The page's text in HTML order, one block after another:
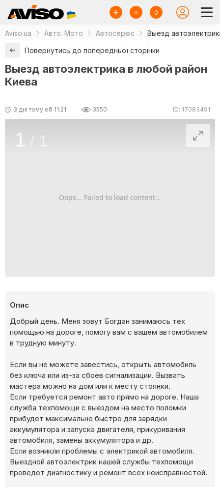
0
Aviso.ua Авто. Мото Автосервіс Выезд
Повернутись до попередньої сторінки
Выезд автоэлектрика в любой район
Киева
3 дні тому об 11:21 3550 ID: 17083491
Oops... Failed to load content...
1 / 1
Опис
Добрый день. Меня зовут Богдан занимаюсь тех
помощью на дороге, помогу вам с вашем автомобилем
в трудную минуту.
Если вы не можете завестись, открыть автомобиль
без ключа или из-за сбоев сигнализации. Вызвать
мастера можно на дом или к месту стоянки.
Если требуется ремонт авто прямо на дороге. Наша
служба техпомощи с выездом на место поломки
прибудет максимально быстро для зарядки
аккумулятора и запуска двигателя, прикуривания
автомобиля, замены аккумулятора и др.
Если возникли проблемы с электрикой автомобиля.
Выездной автоэлектрик нашей службы техпомощи
проведет диагностику и ремонт всех неисправностей.